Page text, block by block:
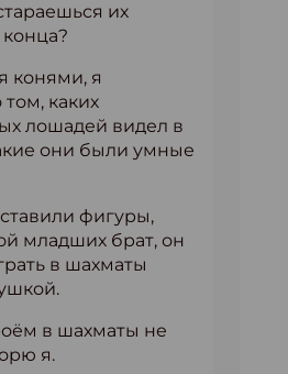
их
конями, я
каких
лошадей видел в
они были умные
фигуры,
младших брат, он
в шахматы
в шахматы не
я.